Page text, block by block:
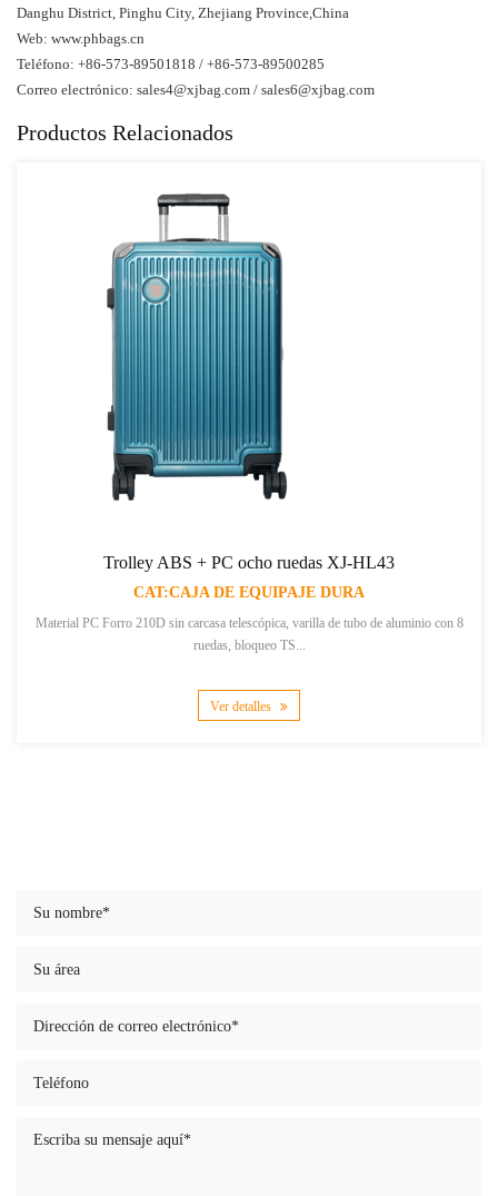
Danghu District, Pinghu City, Zhejiang Province,China
Web: www.phbags.cn
Teléfono: +86-573-89501818 / +86-573-89500285
Correo electrónico: sales4@xjbag.com / sales6@xjbag.com
Productos Relacionados
Trolley ABS + PC ocho ruedas XJ-HL43
CAT:CAJA DE EQUIPAJE DURA
Material PC Forro 210D sin carcasa telescópica, varilla de tubo de aluminio con 8
ruedas, bloqueo TS...
Ver detalles